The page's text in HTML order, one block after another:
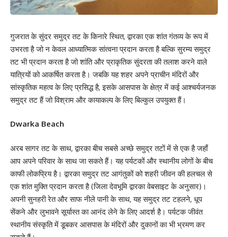
गुजरात के सुंदर समुद्र तट के किनारे स्थित, द्वारका एक शांत गंतव्य के रूप में
उभरता है जो न केवल आध्यात्मिक सांत्वना प्रदान करता है बल्कि सुरम्य समुद्र
तट भी प्रदान करता है जो शांति और प्राकृतिक सुंदरता की तलाश करने वाले
यात्रियों को आकर्षित करता है। जबकि यह शहर अपने प्राचीन मंदिरों और
सांस्कृतिक महत्व के लिए प्रसिद्ध है, इसके आसपास के क्षेत्र में कई आश्चर्यजनक
समुद्र तट हैं जो विश्राम और कायाकल्प के लिए बिल्कुल उपयुक्त हैं।
Dwarka Beach
अरब सागर तट के साथ, द्वारका बीच सबसे अच्छे समुद्र तटों में से एक है जहाँ
आप अपने परिवार के साथ जा सकते हैं। यह पर्यटकों और स्थानीय लोगों के बीच
काफी लोकप्रिय है। द्वारका समुद्र तट आगंतुकों को शहरी जीवन की हलचल से
एक शांत मुक्ति प्रदान करता है (जिला देवभूमि द्वारका वेबसाइट के अनुसार)।
अपनी सुनहरी रेत और साफ नीले पानी के साथ, यह समुद्र तट टहलने, धूप
सेंकने और लुभावने सूर्यास्त का आनंद लेने के लिए आदर्श है। पर्यटक जीवंत
स्थानीय संस्कृति में डूबकर आसपास के मंदिरों और दुकानों का भी भ्रमण कर